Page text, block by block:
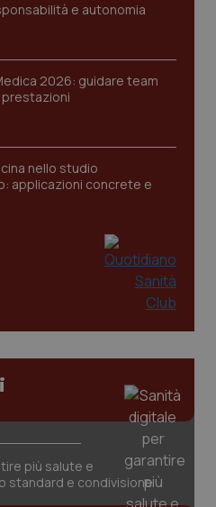
e autonomia
2026: guidare team
nello studio
applicazioni concrete e
più salute e
standard e condivisione
www.quotidianosanita.it
www.quotidianosanita.it
.quotidianosanita.it